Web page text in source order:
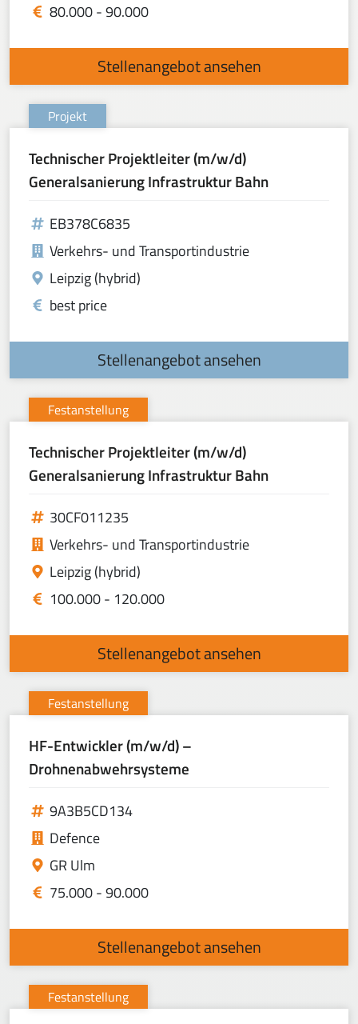
80.000 - 90.000
Stellenangebot ansehen
Projekt
Technischer Projektleiter (m/w/d)
Generalsanierung Infrastruktur Bahn
EB378C6835
Verkehrs- und Transportindustrie
Leipzig (hybrid)
best price
Stellenangebot ansehen
Festanstellung
Technischer Projektleiter (m/w/d)
Generalsanierung Infrastruktur Bahn
30CF011235
Verkehrs- und Transportindustrie
Leipzig (hybrid)
100.000 - 120.000
Stellenangebot ansehen
Festanstellung
HF-Entwickler (m/w/d) –
Drohnenabwehrsysteme
9A3B5CD134
Defence
GR Ulm
75.000 - 90.000
Stellenangebot ansehen
Festanstellung